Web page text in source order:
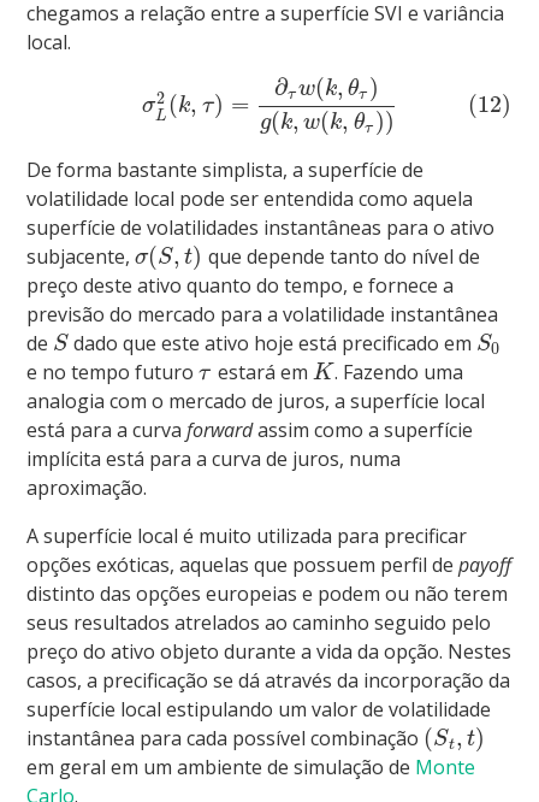
chegamos a relação entre a superfície SVI e variância
local.
σ2
L (k, τ) =
∂τ w(k, θτ )
g(k, w(k, θτ ))
(12)
De forma bastante simplista, a superfície de
volatilidade local pode ser entendida como aquela
superfície de volatilidades instantâneas para o ativo
subjacente,σ(S, t) que depende tanto do nível de
preço deste ativo quanto do tempo, e fornece a
previsão do mercado para a volatilidade instantânea
de S dado que este ativo hoje está precificado em S0
e no tempo futuroτ estará em K. Fazendo uma
analogia com o mercado de juros, a superfície local
está para a curvaforwardassim como a superfície
implícita está para a curva de juros, numa
aproximação.
A superfície local é muito utilizada para precificar
opções exóticas, aquelas que possuem perfil depayoff
distinto das opções europeias e podem ou não terem
seus resultados atrelados ao caminho seguido pelo
preço do ativo objeto durante a vida da opção. Nestes
casos, a precificação se dá através da incorporação da
superfície local estipulando um valor de volatilidade
instantânea para cada possível combinação (St, t)
em geral em um ambiente de simulação de Monte
Carlo.